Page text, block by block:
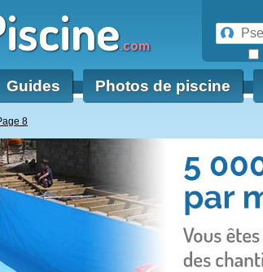
.com
Guides Photos de piscine
8